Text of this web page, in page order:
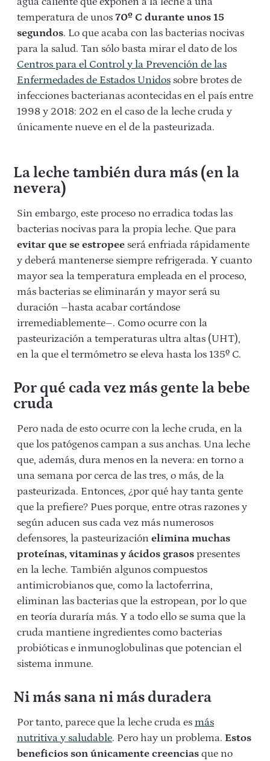
temperatura de unos 70º C durante unos 15
segundos. Lo que acaba con las bacterias nocivas
para la salud. Tan sólo basta mirar el dato de los
Centros para el Control y la Prevención de las
Enfermedades de Estados Unidos sobre brotes de
infecciones bacterianas acontecidas en el país entre
1998 y 2018: 202 en el caso de la leche cruda y
únicamente nueve en el de la pasteurizada.
La leche también dura más (en la
nevera)
Sin embargo, este proceso no erradica todas las
bacterias nocivas para la propia leche. Que para
evitar que se estropee será enfriada rápidamente
y deberá mantenerse siempre refrigerada. Y cuanto
mayor sea la temperatura empleada en el proceso,
más bacterias se eliminarán y mayor será su
duración –hasta acabar cortándose
irremediablemente–. Como ocurre con la
pasteurización a temperaturas ultra altas (UHT),
en la que el termómetro se eleva hasta los 135º C.
Por qué cada vez más gente la bebe
cruda
Pero nada de esto ocurre con la leche cruda, en la
que los patógenos campan a sus anchas. Una leche
que, además, dura menos en la nevera: en torno a
una semana por cerca de las tres, o más, de la
pasteurizada. Entonces, ¿por qué hay tanta gente
que la prefiere? Pues porque, entre otras razones y
según aducen sus cada vez más numerosos
defensores, la pasteurización elimina muchas
proteínas, vitaminas y ácidos grasos presentes
en la leche. También algunos compuestos
antimicrobianos que, como la lactoferrina,
eliminan las bacterias que la estropean, por lo que
en teoría duraría más. Y a todo ello se suma que la
cruda mantiene ingredientes como bacterias
probióticas e inmunoglobulinas que potencian el
sistema inmune.
Ni más sana ni más duradera
Por tanto, parece que la leche cruda es más
nutritiva y saludable. Pero hay un problema. Estos
beneficios son únicamente creencias que no